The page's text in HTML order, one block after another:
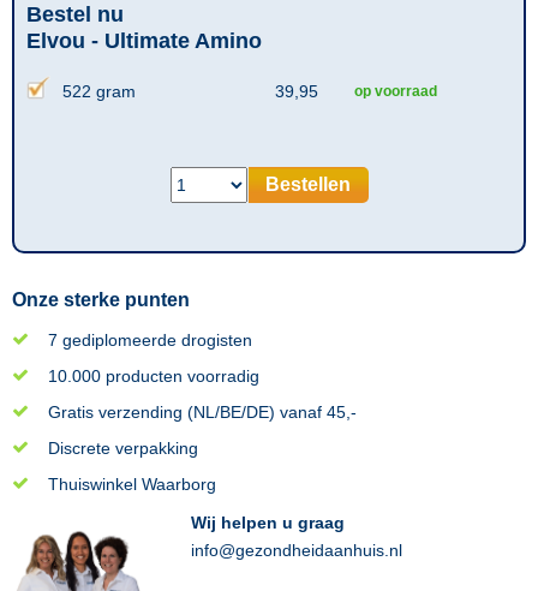
Bestel nu
Elvou - Ultimate Amino
522 gram 39,95 op voorraad
Bestellen
Onze sterke punten
7 gediplomeerde drogisten
10.000 producten voorradig
Gratis verzending (NL/BE/DE) vanaf 45,-
Discrete verpakking
Thuiswinkel Waarborg
Wij helpen u graag
info@gezondheidaanhuis.nl